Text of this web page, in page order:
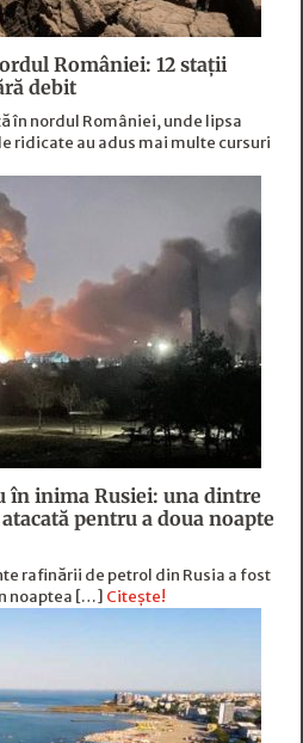
României: 12 stații
debit
în nordul României, unde lipsa
ridicate au adus mai multe cursuri
în inima Rusiei: una dintre
pentru a doua noapte
rafinării de petrol din Rusia a fost
noaptea […] Citește!